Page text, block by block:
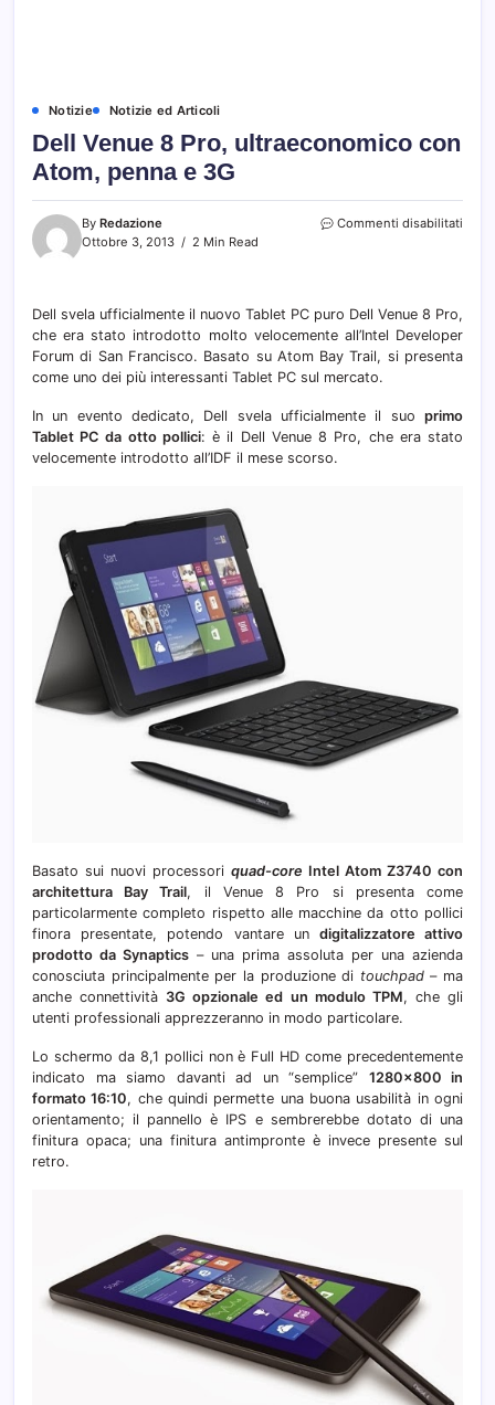
Notizie Notizie ed Articoli
Dell Venue 8 Pro, ultraeconomico con
Atom, penna e 3G
By Redazione
Ottobre 3, 2013
2 Min Read
Commenti disabilitati
con
Dell svela ufficialmente il nuovo Tablet PC puro Dell Venue 8 Pro,
che era stato introdotto molto velocemente all’Intel Developer
Forum di San Francisco. Basato su Atom Bay Trail, si presenta
come uno dei più interessanti Tablet PC sul mercato.
In un evento dedicato, Dell svela ufficialmente il suo primo
Tablet PC da otto pollici: è il Dell Venue 8 Pro, che era stato
velocemente introdotto all’IDF il mese scorso.
Basato sui nuovi processori quad-core Intel Atom Z3740 con
architettura Bay Trail, il Venue 8 Pro si presenta come
particolarmente completo rispetto alle macchine da otto pollici
finora presentate, potendo vantare un digitalizzatore attivo
prodotto da Synaptics – una prima assoluta per una azienda
conosciuta principalmente per la produzione di touchpad– ma
anche connettività 3G opzionale ed un modulo TPM, che gli
utenti professionali apprezzeranno in modo particolare.
Lo schermo da 8,1 pollici non è Full HD come precedentemente
indicato ma siamo davanti ad un “semplice” 1280×800 in
formato 16:10, che quindi permette una buona usabilità in ogni
orientamento; il pannello è IPS e sembrerebbe dotato di una
finitura opaca; una finitura antimpronte è invece presente sul
retro.